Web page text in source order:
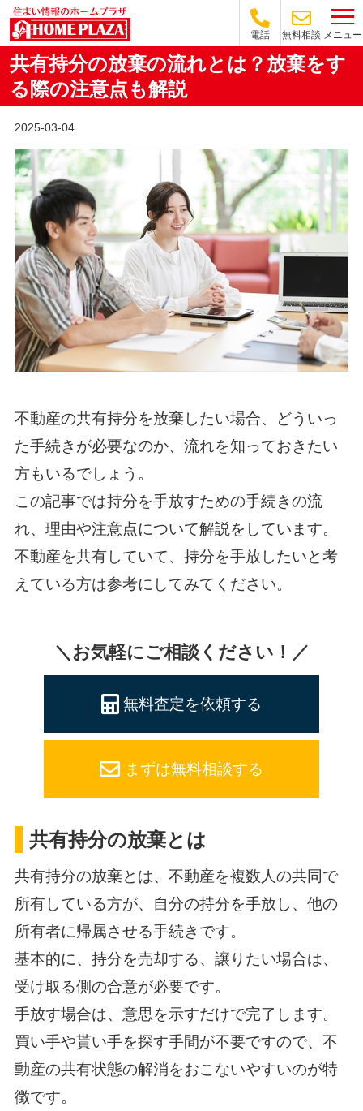
電話 無料相談 メニュー
共有持分の放棄の流れとは？放棄をす
る際の注意点も解説
2025-03-04
不動産の共有持分を放棄したい場合、どういっ
た手続きが必要なのか、流れを知っておきたい
方もいるでしょう。
この記事では持分を手放すための手続きの流
れ、理由や注意点について解説をしています。
不動産を共有していて、持分を手放したいと考
えている方は参考にしてみてください。
＼お気軽にご相談ください！／
無料査定を依頼する
まずは無料相談する
共有持分の放棄とは
共有持分の放棄とは、不動産を複数人の共同で
所有している方が、自分の持分を手放し、他の
所有者に帰属させる手続きです。
基本的に、持分を売却する、譲りたい場合は、
受け取る側の合意が必要です。
手放す場合は、意思を示すだけで完了します。
買い手や貰い手を探す手間が不要ですので、不
動産の共有状態の解消をおこないやすいのが特
徴です。